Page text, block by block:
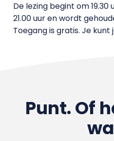
De lezing begint om
21.00 uur en wordt
Toegang is gratis. Je kunt
Punt. Of